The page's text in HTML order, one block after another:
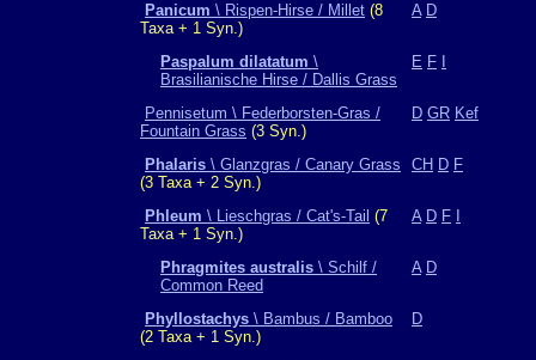
Panicum \ Rispen-Hirse / Millet (8
Taxa + 1 Syn.)
A D
Paspalum dilatatum \
Brasilianische Hirse / Dallis Grass
E F
Pennisetum \ Federborsten-Gras /
Fountain Grass (3 Syn.)
D GR Kef
Phalaris \ Glanzgras / Canary Grass
(3 Taxa + 2 Syn.)
CH D F
Phleum \ Lieschgras / Cat's-Tail (7
Taxa + 1 Syn.)
A D F
Phragmites australis \ Schilf /
Common Reed
A D
Phyllostachys \ Bambus / Bamboo
(2 Taxa + 1 Syn.)
D